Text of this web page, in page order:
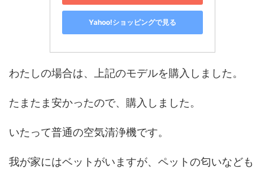
Yahoo!ショッピングで見る
わたしの場合は、上記のモデルを購入しました。
たまたま安かったので、購入しました。
いたって普通の空気清浄機です。
我が家にはベットがいますが、ペットの匂いなども